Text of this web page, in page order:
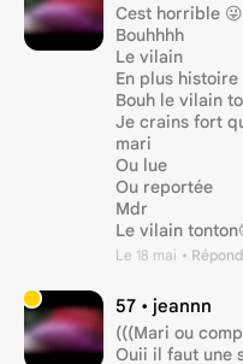
Cest horrible
Bouhhhh
Le vilain
En plus
Bouh le vilain
Je crains fort
mari
Ou lue
Ou reportée
Mdr
Le vilain
Le 18 mai •
57 • jeannn
(((Mari ou
Ouii il faut une